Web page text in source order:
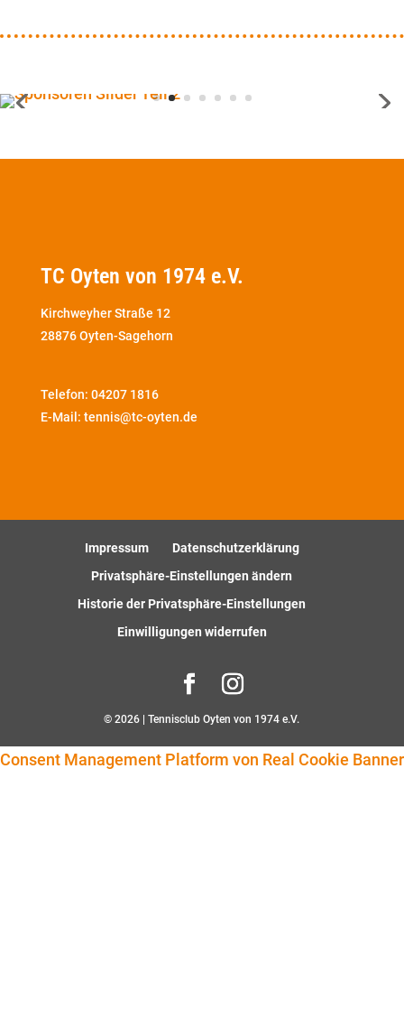
TC Oyten von 1974 e.V.
28876 Oyten-Sagehorn
Impressum
Datenschutzerklärung
Privatsphäre-Einstellungen ändern
Historie der Privatsphäre-Einstellungen
Einwilligungen widerrufen